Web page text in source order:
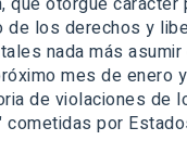
de los derechos y
nada más
mes de enero
de violaciones de
cometidas por